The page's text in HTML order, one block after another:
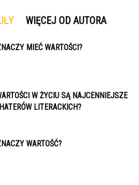
WIĘCEJ OD AUTORA
MIEĆ WARTOŚCI?
W ŻYCIU SĄ NAJCENNIEJSZE
LITERACKICH?
WARTOŚĆ?